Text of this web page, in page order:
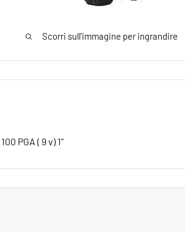
Scorri sull'immagine per ingrandire
PGA ( 9 v) 1"